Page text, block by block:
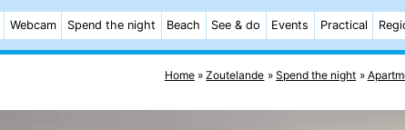
Webcam Spend the night Beach See & do Events Practical
Home Zoutelande Spend the night